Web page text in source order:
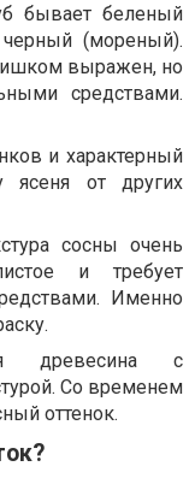
бывает беленый
(мореный).
выражен, но
средствами.
и характерный
ясеня от других
сосны очень
и требует
Именно
древесина с
Со временем
оттенок.